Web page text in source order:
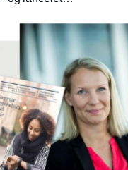
et led i planen om
CO2-udslip i